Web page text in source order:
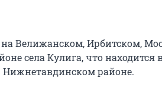
Велижанском, Ирбитском,
села Кулига, что находится
Нижнетавдинском районе.